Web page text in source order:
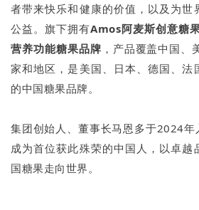
者带来快乐和健康的价值，以及为世
公益。旗下拥有Amos阿麦斯创意糖
营养功能糖果品牌 ，产品覆盖中国、
家和地区，是美国、日本、德国、法
的中国糖果品牌。
集团创始人、董事长马恩多于2024年
成为首位获此殊荣的中国人，以卓越
国糖果走向世界。